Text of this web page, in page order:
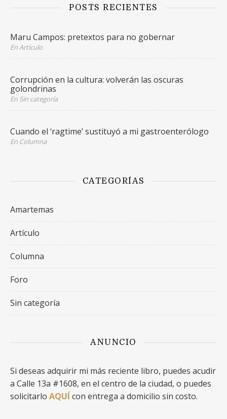
POSTS RECIENTES
Maru Campos: pretextos para no gobernar
En Artículo
Corrupción en la cultura: volverán las oscuras
golondrinas
En Sin categoría
Cuando el ‘ragtime’ sustituyó a mi gastroenterólogo
En Columna
CATEGORÍAS
Amartemas
Artículo
Columna
Foro
Sin categoría
ANUNCIO
Si deseas adquirir mi más reciente libro, puedes acudir
a Calle 13a #1608, en el centro de la ciudad, o puedes
solicitarlo AQUÍcon entrega a domicilio sin costo.